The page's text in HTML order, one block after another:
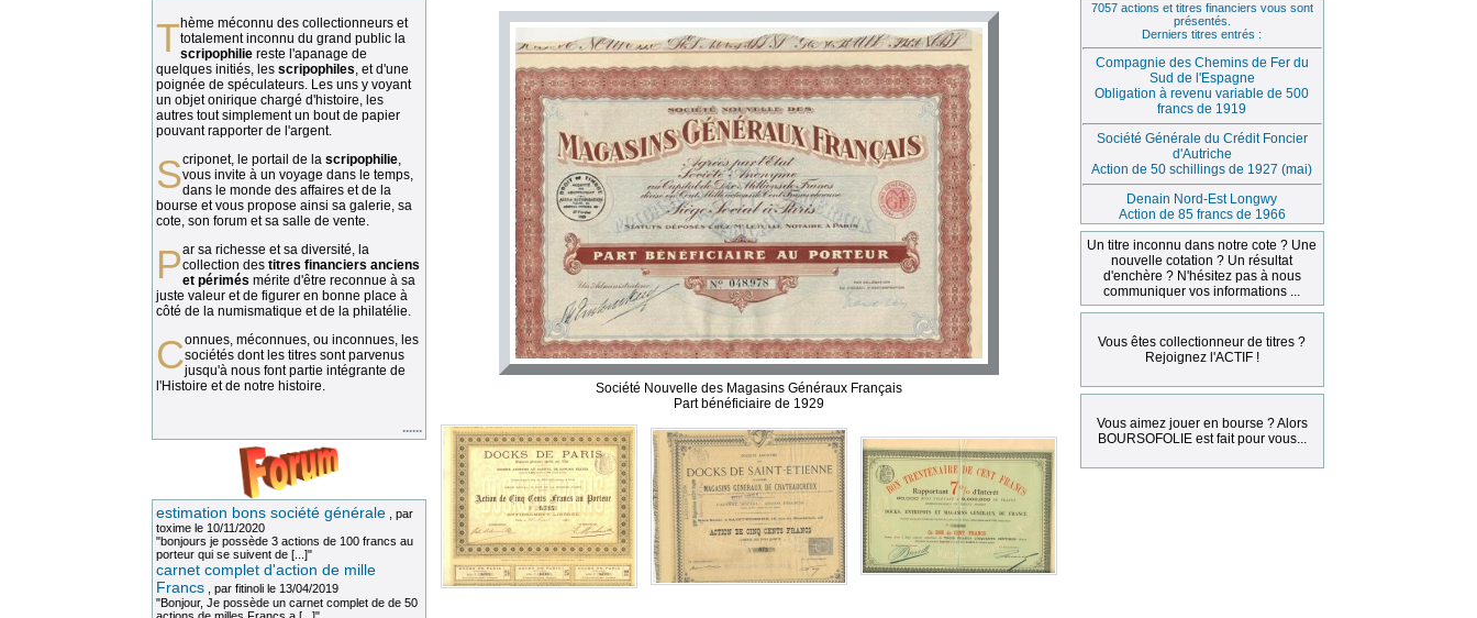
Thème méconnu des collectionneurs ettotalement inconnu du grand public la
scripophilie reste l'apanage de
quelques initiés, les scripophiles, et d'une
poignée de spéculateurs. Les uns y voyant
un objet onirique chargé d'histoire, les
autres tout simplement un bout de papier
pouvant rapporter de l'argent.
Scriponet, le portail de la scripophilie,
vous invite à un voyage dans le temps,
dans le monde des affaires et de la
bourse et vous propose ainsi sa galerie, sa
cote, son forum et sa salle de vente.
Par sa richesse et sa diversité, lacollection des titres financiers anciens
et périmés mérite d'être reconnue à sa
juste valeur et de figurer en bonne place à
côté de la numismatique et de la philatélie.
Connues, méconnues, ou inconnues, lessociétés dont les titres sont parvenus
jusqu'à nous font partie intégrante de
l'Histoire et de notre histoire.
......
estimation bons société générale , par
toxime le 10/11/2020
"bonjours je possède 3 actions de 100 francs au
porteur qui se suivent de [...]"
carnet complet d'action de mille
Francs , par fitinoli le 13/04/2019
"Bonjour, Je possède un carnet complet de de 50
Société Nouvelle des Magasins Généraux Français
Part bénéficiaire de 1929
7057 actions et titres financiers vous sont
présentés.
Derniers titres entrés :
Compagnie des Chemins de Fer du
Sud de l'Espagne
Obligation à revenu variable de 500
francs de 1919
Société Générale du Crédit Foncier
d'Autriche
Action de 50 schillings de 1927 (mai)
Denain Nord-Est Longwy
Action de 85 francs de 1966
Un titre inconnu dans notre cote ? Une
nouvelle cotation ? Un résultat
d'enchère ? N'hésitez pas à nous
communiquer vos informations ...
Vous êtes collectionneur de titres ?
Rejoignez l'ACTIF !
Vous aimez jouer en bourse ? Alors
BOURSOFOLIE est fait pour vous...